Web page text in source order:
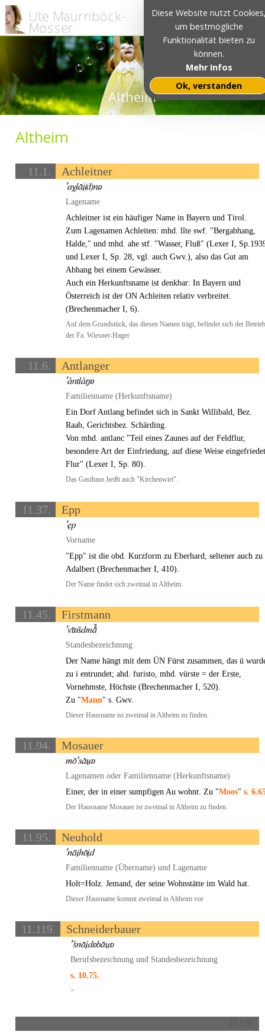
Altheim
Altheim
11.1. Achleitner
Lagename
Achleitner ist ein häufiger Name in Bayern und Tirol.
Zum Lagenamen Achleiten: mhd. lîte swf. "Bergabhang,
Halde," und mhd. ahe stf. "Wasser, Fluß" (Lexer I,
und Lexer I, Sp. 28, vgl. auch Gwv.), also das Gut am
Abhang bei einem Gewässer.
Auch ein Herkunftsname ist denkbar: In Bayern und
Österreich ist der ON Achleiten relativ verbreitet.
(Brechenmacher I, 6).
Auf dem Grundstück, das diesen Namen trägt, befindet sich der
der Fa. Wiesner-Hager
11.6. Antlanger
Familienname (Herkunftsname)
Ein Dorf Antlang befindet sich in Sankt Willibald, Bez.
Raab, Gerichtsbez. Schärding.
Von mhd. antlanc "Teil eines Zaunes auf der Feldflur,
besondere Art der Einfriedung, auf diese Weise
Flur" (Lexer I, Sp. 80).
Das Gasthaus heißt auch "Kirchenwirt".
11.37. Epp
Vorname
"Epp" ist die obd. Kurzform zu Eberhard, seltener auch zu
Adalbert (Brechenmacher I, 410).
Der Name findet sich zweimal in Altheim.
11.45. Firstmann
Standesbezeichnung
Der Name hängt mit dem ÜN Fürst zusammen, das ü
zu i entrundet; ahd. furisto, mhd. vürste = der Erste,
Vornehmste, Höchste (Brechenmacher I, 520).
Zu "Mann" s. Gwv.
Dieser Hausname ist zweimal in Altheim zu finden.
11.94. Mosauer
Lagenamen oder Familienname (Herkunftsname)
Einer, der in einer sumpfigen Au wohnt. Zu "Moos"s.
Der Hausname Mosauer ist zweimal in Altheim zu finden.
11.95. Neuhold
Familienname (Übername) und Lagename
Holt=Holz. Jemand, der seine Wohnstätte im Wald hat.
Dieser Hausname kommt zweimal in Altheim vor
11.119. Schneiderbauer
Berufsbezeichnung und Standesbezeichnung
s. 10.75.
>
Diese Website nutzt
um bestmögliche
Funktionalität bieten zu
können.
Mehr Infos
Ok, verstanden